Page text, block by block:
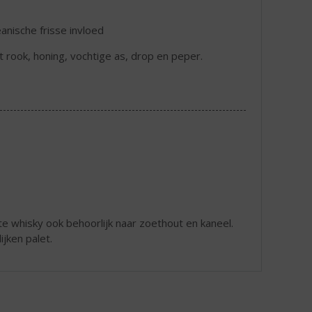
frisse invloed
honing, vochtige as, drop en peper.
whisky ook behoorlijk naar zoethout en kaneel.
palet.